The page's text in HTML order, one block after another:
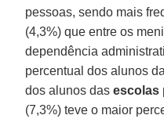
pessoas, sendo mais
(4,3%) que entre os
dependência
percentual dos alunos
dos alunos dasescolas
(7,3%) teve o maior